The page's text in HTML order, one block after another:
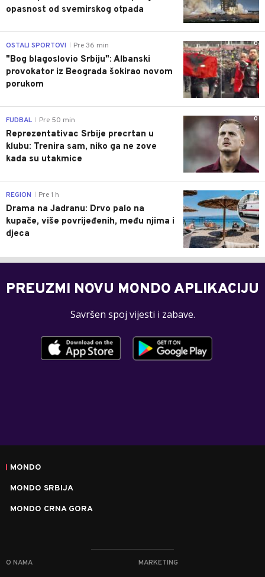
opasnost od svemirskog otpada
0
OSTALI SPORTOVI Pre 36 min
"Bog blagoslovio Srbiju": Albanski
provokator iz Beograda šokirao novom
porukom
0
FUDBAL Pre 50 min
Reprezentativac Srbije precrtan u
klubu: Trenira sam, niko ga ne zove
kada su utakmice
0
REGION Pre 1 h
Drama na Jadranu: Drvo palo na
kupače, više povrijeđenih, među njima i
djeca
PREUZMI NOVU MONDO APLIKACIJU
Savršen spoj vijesti i zabave.
MONDO
MONDO SRBIJA
MONDO CRNA GORA
O NAMA MARKETING